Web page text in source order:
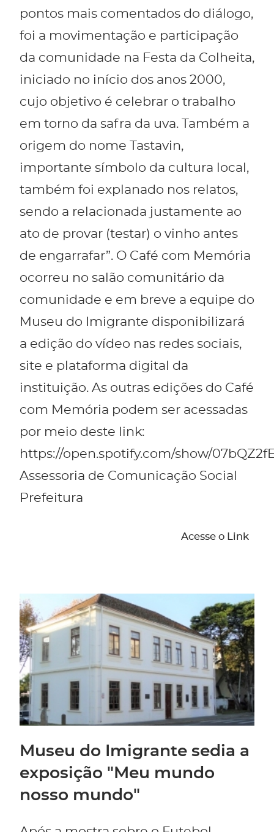
pontos mais comentados do diálogo,
foi a movimentação e participação
da comunidade na Festa da Colheita,
iniciado no início dos anos 2000,
cujo objetivo é celebrar o trabalho
em torno da safra da uva. Também a
origem do nome Tastavin,
importante símbolo da cultura local,
também foi explanado nos relatos,
sendo a relacionada justamente ao
ato de provar (testar) o vinho antes
de engarrafar”. O Café com Memória
ocorreu no salão comunitário da
comunidade e em breve a equipe do
Museu do Imigrante disponibilizará
a edição do vídeo nas redes sociais,
site e plataforma digital da
instituição. As outras edições do Café
com Memória podem ser acessadas
por meio deste link:
https://open.spotify.com/show/
Assessoria de Comunicação Social
Prefeitura
Acesse o Link
Museu do Imigrante sedia a
exposição "Meu mundo
nosso mundo"